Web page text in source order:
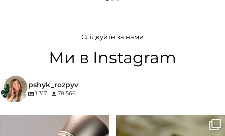
Слідкуйте за нами
Ми в Instagram
pshyk_rozpyv
1 317 78 566
Для замовлення переходьте на
сайт або в Instagram...
Marc-Antoine Barrois B683 - це
запах вечора в